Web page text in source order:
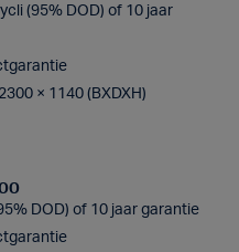
(95% DOD) of 10 jaar
× 1140 (BXDXH)
DOD) of 10 jaar garantie